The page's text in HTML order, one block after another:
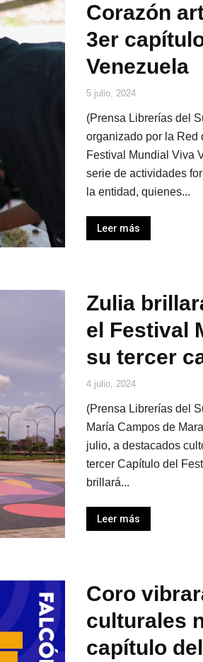
Corazón
3er
Venezuela
5 julio, 2024
(Prensa Librerías del
organizado por la Red
Festival Mundial Viva
serie de actividades
la entidad, quienes...
Leer más
Zulia
el Festival
su tercer
4 julio, 2024
(Prensa Librerías del
María Campos de
julio, a destacados
tercer Capítulo del
brillará...
Leer más
Coro
culturales
capítulo